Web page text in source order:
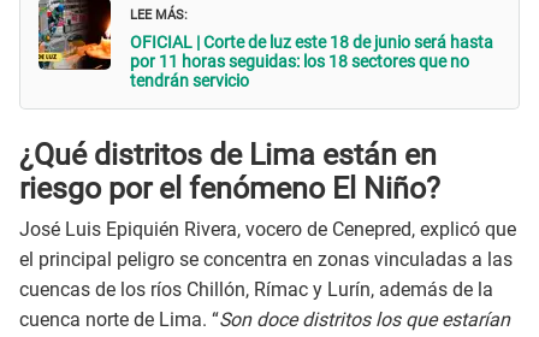
LEE MÁS:
OFICIAL | Corte de luz este 18 de junio será hasta
por 11 horas seguidas: los 18 sectores que no
tendrán servicio
¿Qué distritos de Lima están en
riesgo por el fenómeno El Niño?
José Luis Epiquién Rivera, vocero de Cenepred, explicó que
el principal peligro se concentra en zonas vinculadas a las
cuencas de los ríos Chillón, Rímac y Lurín, además de la
cuenca norte de Lima. “Son doce distritos los que estarían